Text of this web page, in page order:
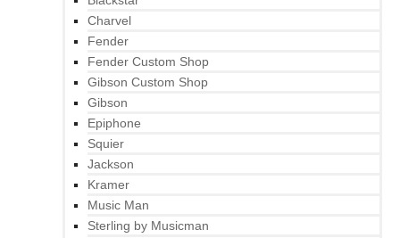
Charvel
Fender
Fender Custom Shop
Gibson Custom Shop
Gibson
Epiphone
Squier
Jackson
Kramer
Music Man
Sterling by Musicman